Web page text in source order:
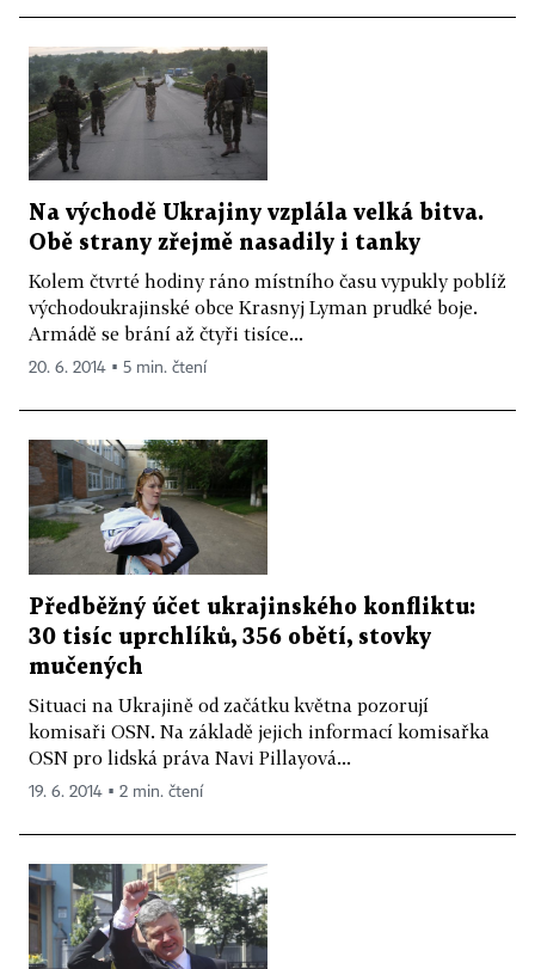
Na východě Ukrajiny vzplála velká bitva.
Obě strany zřejmě nasadily i tanky
Kolem čtvrté hodiny ráno místního času vypukly poblíž
východoukrajinské obce Krasnyj Lyman prudké boje.
Armádě se brání až čtyři tisíce...
20. 6. 2014 ▪ 5 min. čtení
Předběžný účet ukrajinského konfliktu:
30 tisíc uprchlíků, 356 obětí, stovky
mučených
Situaci na Ukrajině od začátku května pozorují
komisaři OSN. Na základě jejich informací komisařka
OSN pro lidská práva Navi Pillayová...
19. 6. 2014 ▪ 2 min. čtení